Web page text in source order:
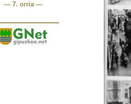
— 7. orria —